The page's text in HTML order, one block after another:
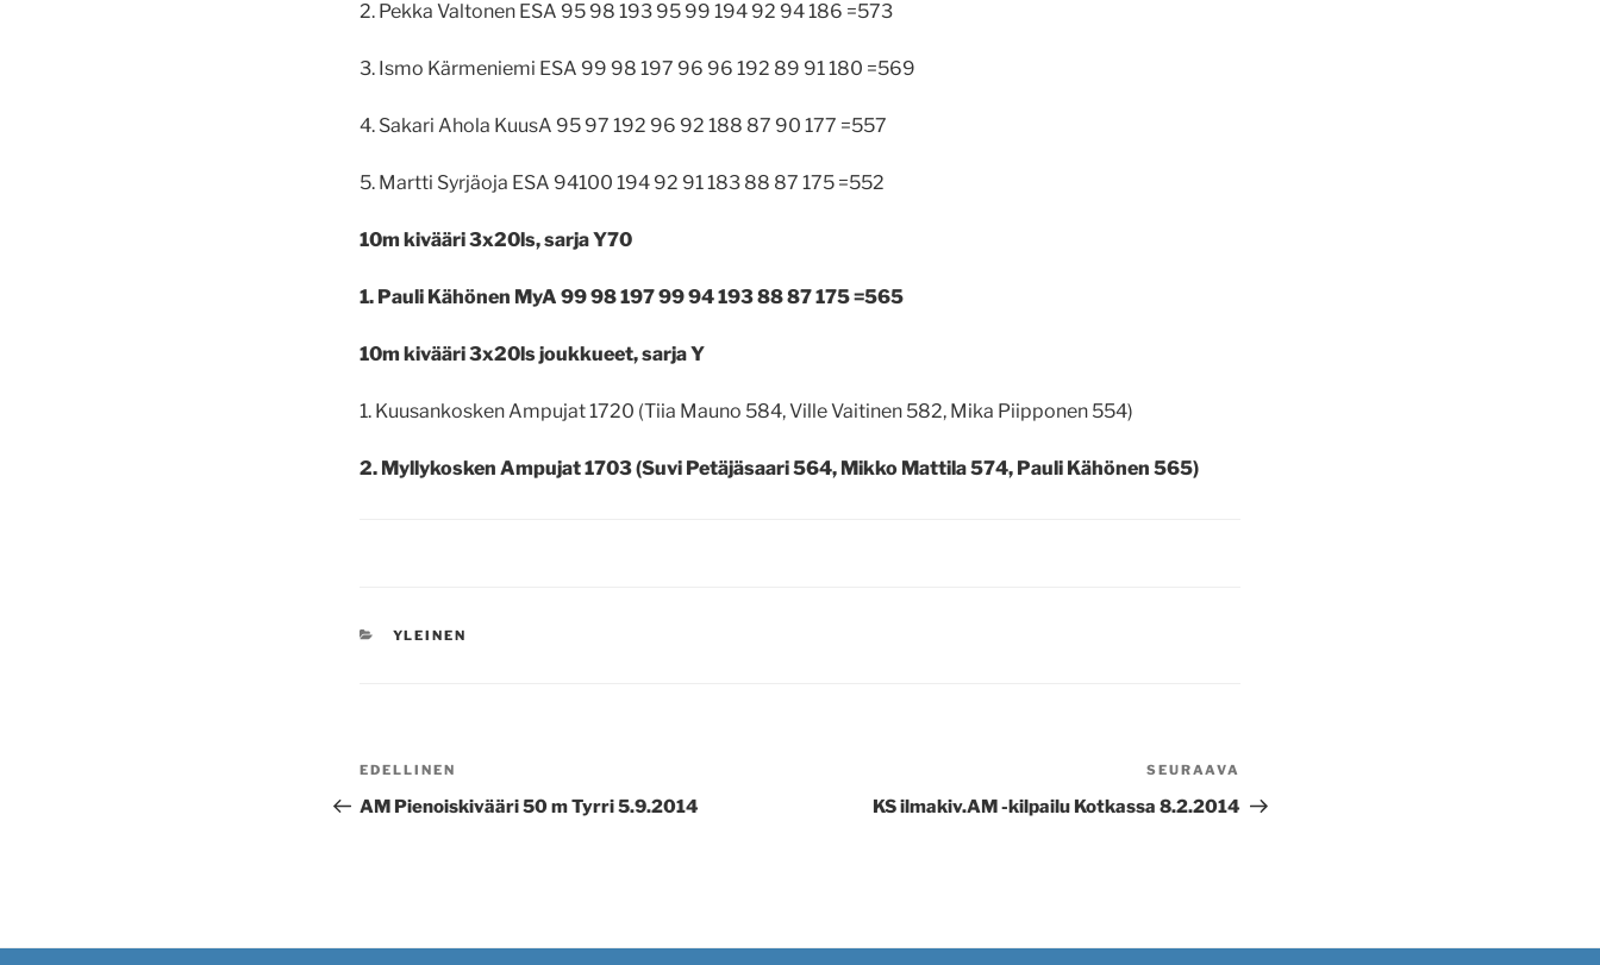
2. Pekka Valtonen ESA 95 98 193 95 99 194 92 94 186 =573
3. Ismo Kärmeniemi ESA 99 98 197 96 96 192 89 91 180 =569
4. Sakari Ahola KuusA 95 97 192 96 92 188 87 90 177 =557
5. Martti Syrjäoja ESA 94100 194 92 91 183 88 87 175 =552
10m kivääri 3x20ls, sarja Y70
1. Pauli Kähönen MyA 99 98 197 99 94 193 88 87 175 =565
10m kivääri 3x20ls joukkueet, sarja Y
1. Kuusankosken Ampujat 1720 (Tiia Mauno 584, Ville Vaitinen 582, Mika Piipponen 554)
2. Myllykosken Ampujat 1703 (Suvi Petäjäsaari 564, Mikko Mattila 574, Pauli Kähönen 565)
KATEGORIAT
YLEINEN
Artikkelien
selaus
Edellinen
artikkeli
EDELLINEN
AM Pienoiskivääri 50 m Tyrri 5.9.2014
artikkeli
SEURAAVA
KS ilmakiv.AM -kilpailu Kotkassa 8.2.2014